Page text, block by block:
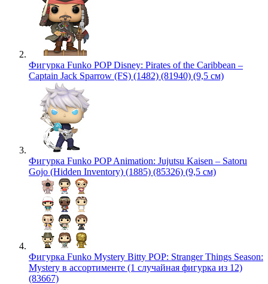
Фигурка Funko POP Disney: Pirates of the Caribbean –
Captain Jack Sparrow (FS) (1482) (81940) (9,5 см)
Фигурка Funko POP Animation: Jujutsu Kaisen – Satoru
Gojo (Hidden Inventory) (1885) (85326) (9,5 см)
Фигурка Funko Mystery Bitty POP: Stranger Things Season:
Mystery в ассортименте (1 случайная фигурка из 12)
(83667)